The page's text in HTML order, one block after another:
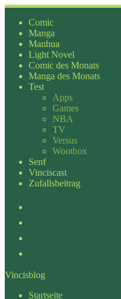
Zum
Inhalt
springen
Comic
Manga
Manhua
Light Novel
Comic des Monats
Manga des Monats
Test
Apps
Games
NBA
TV
Versus
Wootbox
Senf
Vinciscast
Zufallsbeitrag
Vincisblog
Startseite